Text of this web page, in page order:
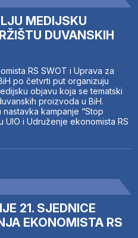
MEDIJSKU
DUVANSKIH
RS SWOT i Uprava za
po četvrti put organizuju
objavu koja se tematski
proizvoda u BiH.
kampanje “Stop
UIO i Udruženje ekonomista RS
21. SJEDNICE
EKONOMISTA RS